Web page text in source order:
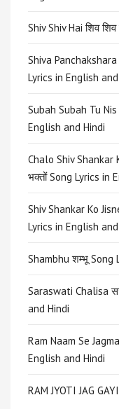
Shiv Shiv Hai शिव
Shiva Panchakshara
Lyrics in English
Subah Subah Tu
English and Hindi
Chalo Shiv Shankar
भक्तों Song Lyrics in
Shiv Shankar Ko
Lyrics in English
Shambhu शम्भू Song
Saraswati Chalisa
and Hindi
Ram Naam Se
English and Hindi
RAM JYOTI JAG